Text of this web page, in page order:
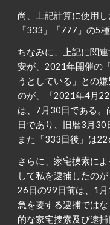
尚、上記計算に使用
「333」「777」の5
ちなみに、上記に関
安が、2021年開催の
うとしている」との
のが、「2021年4月
は、7月30日である
日であり、旧暦3月30
また「333日後」は
さらに、家宅捜索に
して私を逮捕したの
26日の99日前は、1
急を要する逮捕では
的な家宅捜索及び逮